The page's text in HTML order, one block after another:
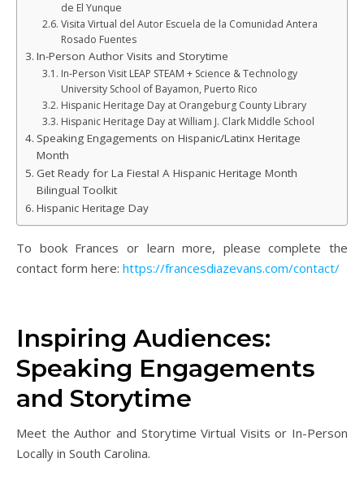
de El Yunque
Visita Virtual del Autor Escuela de la Comunidad Antera
Rosado Fuentes
In-Person Author Visits and Storytime
In-Person Visit LEAP STEAM + Science & Technology
University School of Bayamon, Puerto Rico
Hispanic Heritage Day at Orangeburg County Library
Hispanic Heritage Day at William J. Clark Middle School
Speaking Engagements on Hispanic/Latinx Heritage
Month
Get Ready for La Fiesta! A Hispanic Heritage Month
Bilingual Toolkit
Hispanic Heritage Day
To book Frances or learn more, please complete the
contact form here: https://francesdiazevans.com/contact/
Inspiring Audiences:
Speaking Engagements
and Storytime
Meet the Author and Storytime Virtual Visits or In-Person
Locally in South Carolina.